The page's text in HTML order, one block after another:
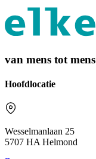
van mens tot mens
Hoofdlocatie
Wesselmanlaan 25
5707 HA Helmond